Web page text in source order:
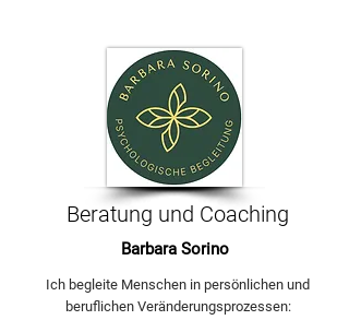
Beratung und Coaching
Barbara Sorino
Ich begleite Menschen in persönlichen und
beruflichen Veränderungsprozessen: